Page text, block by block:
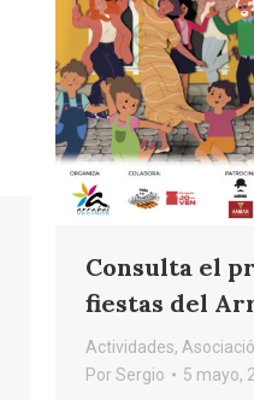
Consulta el
fiestas del
Actividades,
PorSergio 5 mayo,